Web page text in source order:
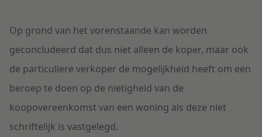
Op grond van het vorenstaande kan worden
geconcludeerd dat dus niet alleen de koper, maar ook
de particuliere verkoper de mogelijkheid heeft om een
beroep te doen op de nietigheid van de
koopovereenkomst van een woning als deze niet
schriftelijk is vastgelegd.